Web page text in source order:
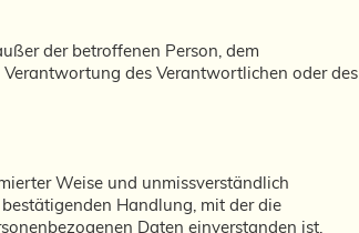
der betroffenen Person, dem
des Verantwortlichen oder des
Weise und unmissverständlich
Handlung, mit der die
Daten einverstanden ist.